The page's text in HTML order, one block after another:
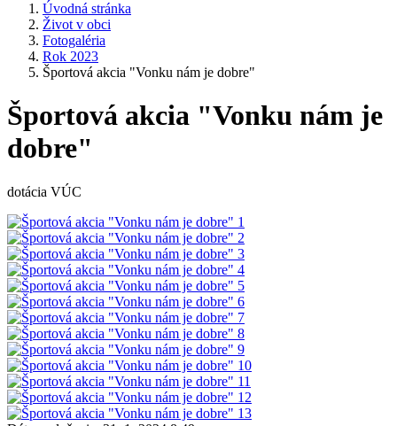
Úvodná stránka
Život v obci
Fotogaléria
Rok 2023
Športová akcia "Vonku nám je dobre"
Športová akcia "Vonku nám je
dobre"
dotácia VÚC